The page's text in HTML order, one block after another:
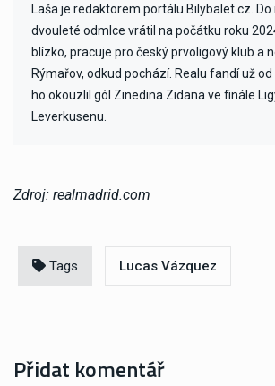
Laša je redaktorem portálu Bilybalet.cz. Do
dvouleté odmlce vrátil na počátku roku
blízko, pracuje pro český prvoligový klub a
Rýmařov, odkud pochází. Realu fandí už
ho okouzlil gól Zinedina Zidana ve finále
Leverkusenu.
Zdroj: realmadrid.com
Tags Lucas Vázquez
Přidat komentář